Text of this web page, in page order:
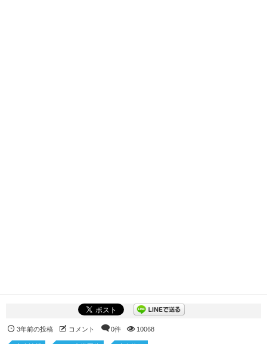
3年前の投稿 コメント 0件 10068